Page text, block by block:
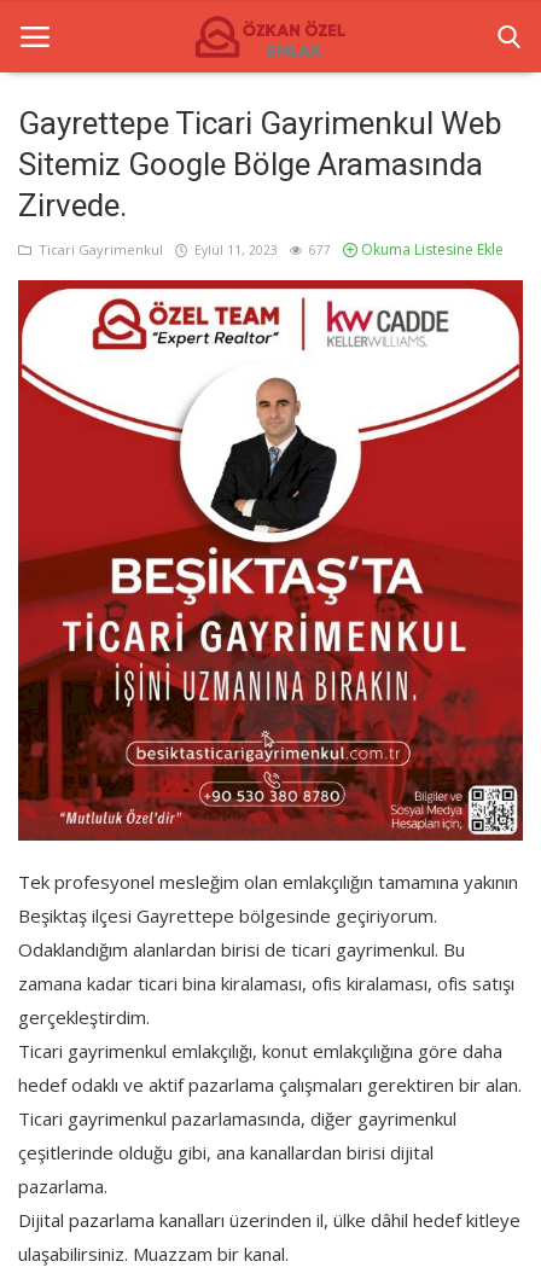
Anasayfa
İletişim
Ticari Merkezler
Ticari Gayrimenkul
Türkçe
Gayrettepe Ticari Gayrimenkul Web
Sitemiz Google Bölge Aramasında
Zirvede.
Ticari Gayrimenkul Eylül 11, 2023 677 Okuma Listesine Ekle
Tek profesyonel mesleğim olan emlakçılığın tamamına yakının
Beşiktaş ilçesi Gayrettepe bölgesinde geçiriyorum.
Odaklandığım alanlardan birisi de ticari gayrimenkul. Bu
zamana kadar ticari bina kiralaması, ofis kiralaması, ofis satışı
gerçekleştirdim.
Ticari gayrimenkul emlakçılığı, konut emlakçılığına göre daha
hedef odaklı ve aktif pazarlama çalışmaları gerektiren bir alan.
Ticari gayrimenkul pazarlamasında, diğer gayrimenkul
çeşitlerinde olduğu gibi, ana kanallardan birisi dijital
pazarlama.
Dijital pazarlama kanalları üzerinden il, ülke dâhil hedef kitleye
ulaşabilirsiniz. Muazzam bir kanal.